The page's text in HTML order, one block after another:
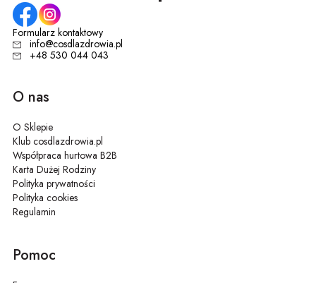
Formularz kontaktowy
info@cosdlazdrowia.pl
+48 530 044 043
O nas
O Sklepie
Klub cosdlazdrowia.pl
Współpraca hurtowa B2B
Karta Dużej Rodziny
Polityka prywatności
Polityka cookies
Regulamin
Pomoc